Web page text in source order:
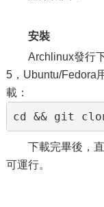
安裝
Archlinux發行
5，Ubuntu/Fedora
載：
cd && git
下載完畢後，
可運行。